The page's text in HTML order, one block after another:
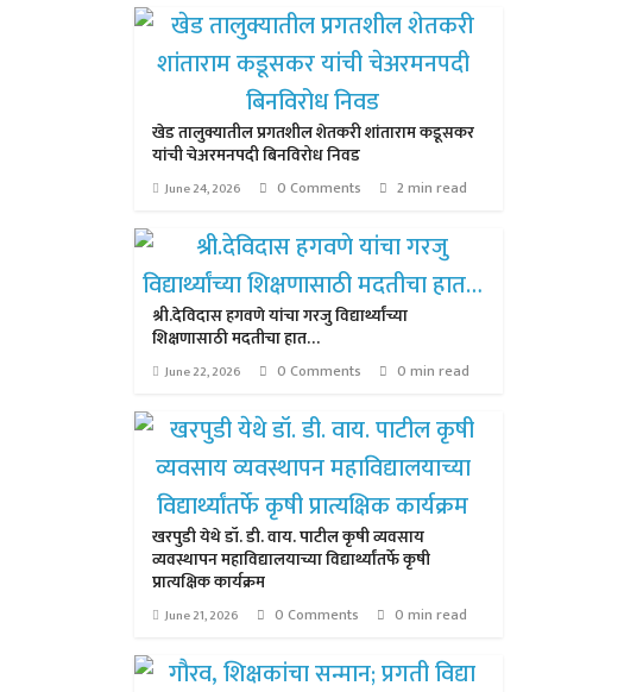
खेड तालुक्यातील प्रगतशील शेतकरी शांताराम कडूसकर
यांची चेअरमनपदी बिनविरोध निवड
June 24, 2026 0 Comments 2 min read
श्री.देविदास हगवणे यांचा गरजु विद्यार्थ्यांच्या
शिक्षणासाठी मदतीचा हात…
June 22, 2026 0 Comments 0 min read
खरपुडी येथे डॉ. डी. वाय. पाटील कृषी व्यवसाय
व्यवस्थापन महाविद्यालयाच्या विद्यार्थ्यांतर्फे कृषी
प्रात्यक्षिक कार्यक्रम
June 21, 2026 0 Comments 0 min read